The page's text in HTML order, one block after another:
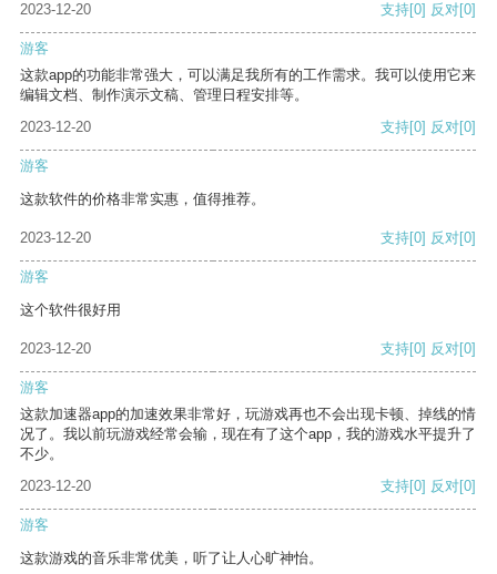
2023-12-20
支持[0] 反对[0]
游客
这款app的功能非常强大，可以满足我所有的工作需求。我可以使用它来
编辑文档、制作演示文稿、管理日程安排等。
2023-12-20
支持[0] 反对[0]
游客
这款软件的价格非常实惠，值得推荐。
2023-12-20 支持[0] 反对[0]
游客
这个软件很好用
2023-12-20 支持[0] 反对[0]
游客
这款加速器app的加速效果非常好，玩游戏再也不会出现卡顿、掉线的情
况了。我以前玩游戏经常会输，现在有了这个app，我的游戏水平提升了
不少。
2023-12-20
支持[0] 反对[0]
游客
这款游戏的音乐非常优美，听了让人心旷神怡。